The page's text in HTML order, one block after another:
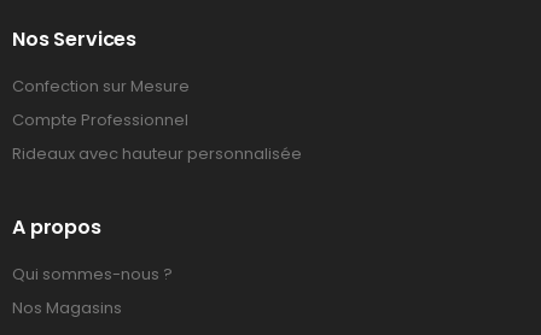
Nos Services
Confection sur Mesure
Compte Professionnel
Rideaux avec hauteur personnalisée
A propos
Qui sommes-nous ?
Nos Magasins